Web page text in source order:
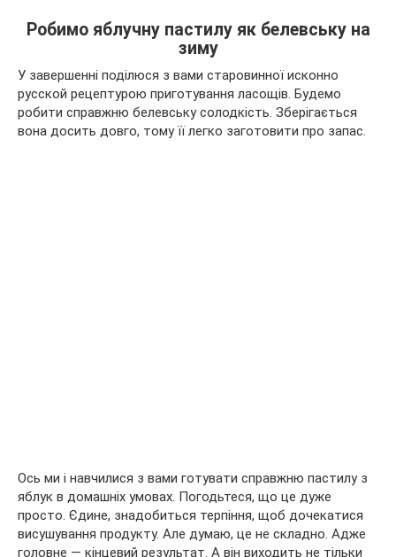
Робимо яблучну пастилу як белевську на
зиму
У завершенні поділюся з вами старовинної исконно
русской рецептурою приготування ласощів. Будемо
робити справжню белевську солодкість. Зберігається
вона досить довго, тому її легко заготовити про запас.
Ось ми і навчилися з вами готувати справжню пастилу з
яблук в домашніх умовах. Погодьтеся, що це дуже
просто. Єдине, знадобиться терпіння, щоб дочекатися
висушування продукту. Але думаю, це не складно. Адже
головне — кінцевий результат. А він виходить не тільки